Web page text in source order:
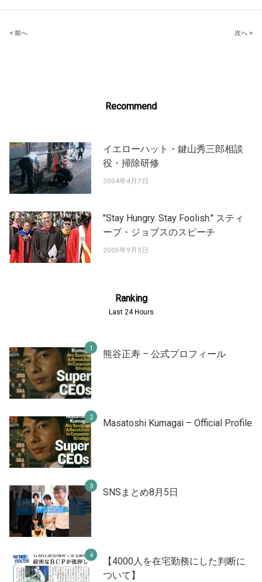
Post
< 前へ 次へ >
Recommend
イエローハット・鍵山秀三郎相談
役・掃除研修
2004年4月7日
"Stay Hungry. Stay Foolish." スティ
ーブ・ジョブスのスピーチ
2005年9月3日
Ranking
Last 24 Hours
熊谷正寿 – 公式プロフィール
Masatoshi Kumagai – Official Profile
SNSまとめ8月5日
【4000人を在宅勤務にした判断に
ついて】